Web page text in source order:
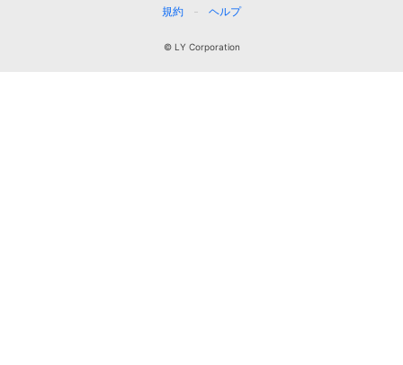
規約
ヘルプ
© LY Corporation